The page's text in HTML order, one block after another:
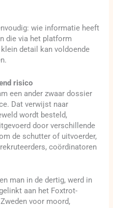
wie informatie heeft
die via het platform
detail kan voldoende
risico
een ander zwaar dossier
Dat verwijst naar
wordt besteld,
door verschillende
de schutter of uitvoerder,
coördinatoren
man in de dertig, werd in
aan het Foxtrot-
voor moord,